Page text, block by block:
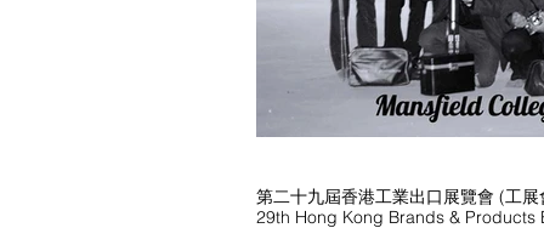
第二十九屆香港工業出口展覽會 (工
29th Hong Kong Brands & Products